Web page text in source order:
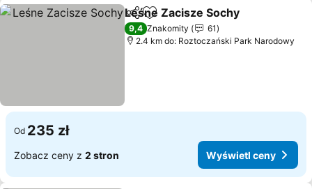
Udostępnij
Dodaj do ulubionych
Leśne Zacisze Sochy
9,4 Znakomity
61
2.4 km do: Roztoczański Park Narodowy
Od 235 zł
Zobacz ceny z 2 stron Wyświetl ceny